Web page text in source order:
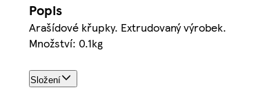
Popis
Arašídové křupky. Extrudovaný výrobek.
Množství: 0.1kg
Složení